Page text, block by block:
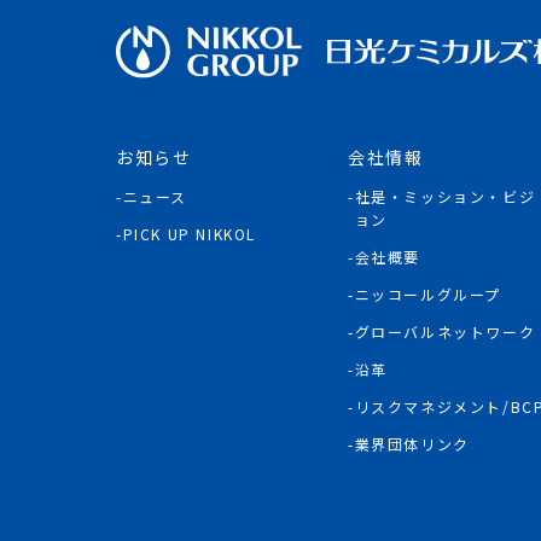
お知らせ
ニュース
PICK UP NIKKOL
会社情報
社是・ミッション・ビジ
ョン
会社概要
ニッコールグループ
グローバルネットワーク
沿革
リスクマネジメント/
業界団体リンク